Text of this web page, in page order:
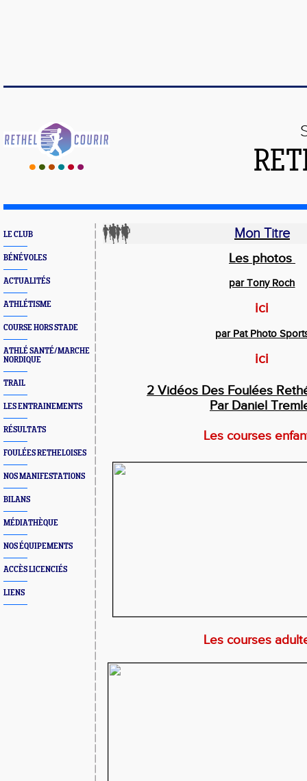
LE CLUB
BÉNÉVOLES
ACTUALITÉS
ATHLÉTISME
COURSE HORS STADE
ATHLÉ SANTÉ/MARCHE
NORDIQUE
TRAIL
LES ENTRAINEMENTS
RÉSULTATS
FOULÉES RETHELOISES
NOS MANIFESTATIONS
BILANS
MÉDIATHÈQUE
NOS ÉQUIPEMENTS
ACCÈS LICENCIÉS
LIENS
Mon Titre
Les photos
par Tony Roch
ici
par Pat Photo
ici
2 Vidéos Des Foulées
Par Daniel
Les courses
Les courses